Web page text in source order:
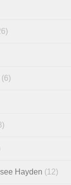
(6)
Hayden (12)